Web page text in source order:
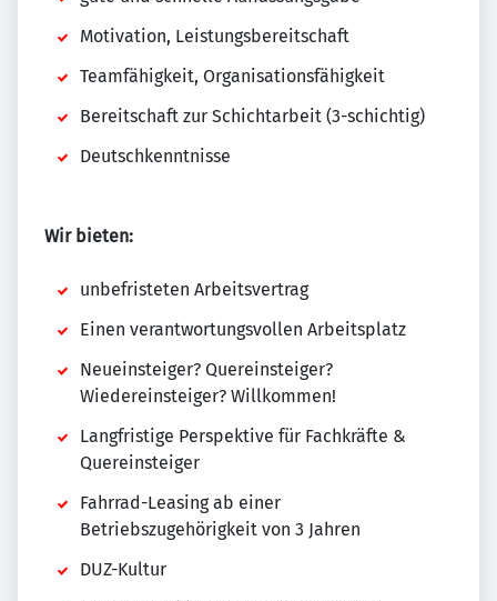
Motivation, Leistungsbereitschaft
Teamfähigkeit, Organisationsfähigkeit
Bereitschaft zur Schichtarbeit (3-schichtig)
Deutschkenntnisse
Wir bieten:
unbefristeten Arbeitsvertrag
Einen verantwortungsvollen Arbeitsplatz
Neueinsteiger? Quereinsteiger?
Wiedereinsteiger? Willkommen!
Langfristige Perspektive für Fachkräfte &
Quereinsteiger
Fahrrad-Leasing ab einer
Betriebszugehörigkeit von 3 Jahren
DUZ-Kultur